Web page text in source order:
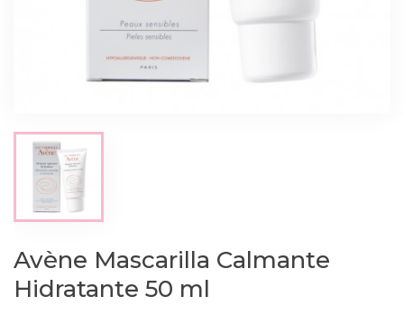
Avène Mascarilla Calmante
Hidratante 50 ml